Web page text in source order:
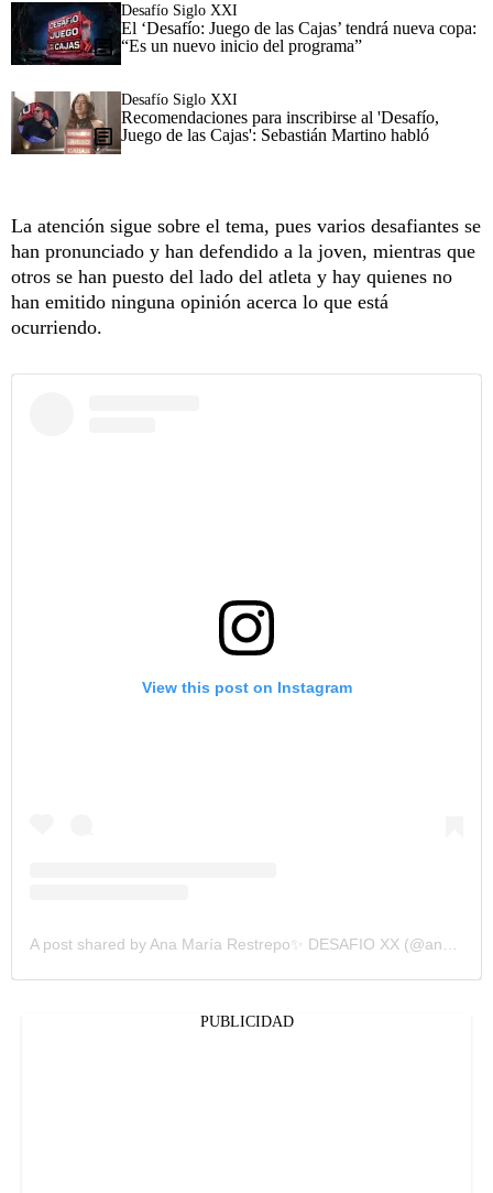
Desafío Siglo XXI
El ‘Desafío: Juego de las Cajas’ tendrá nueva copa:
“Es un nuevo inicio del programa”
Desafío Siglo XXI
Recomendaciones para inscribirse al 'Desafío,
Juego de las Cajas': Sebastián Martino habló
La atención sigue sobre el tema, pues varios desafiantes se
han pronunciado y han defendido a la joven, mientras que
otros se han puesto del lado del atleta y hay quienes no
han emitido ninguna opinión acerca lo que está
ocurriendo.
View this post on Instagram
A post shared by Ana María Restrepo✨ DESAFIO XX (@anamar.rpo)
PUBLICIDAD